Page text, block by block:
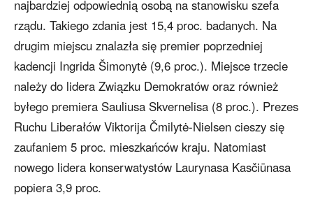
najbardziej odpowiednią osobą na stanowisku szefa
rządu. Takiego zdania jest 15,4 proc. badanych. Na
drugim miejscu znalazła się premier poprzedniej
kadencji Ingrida Šimonytė (9,6 proc.). Miejsce trzecie
należy do lidera Związku Demokratów oraz również
byłego premiera Sauliusa Skvernelisa (8 proc.). Prezes
Ruchu Liberałów Viktorija Čmilytė-Nielsen cieszy się
zaufaniem 5 proc. mieszkańców kraju. Natomiast
nowego lidera konserwatystów Laurynasa Kasčiūnasa
popiera 3,9 proc.